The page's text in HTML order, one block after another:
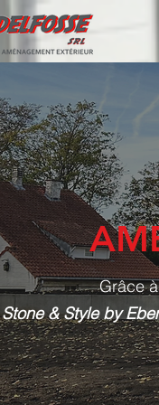
Grâce
Stone & Style by